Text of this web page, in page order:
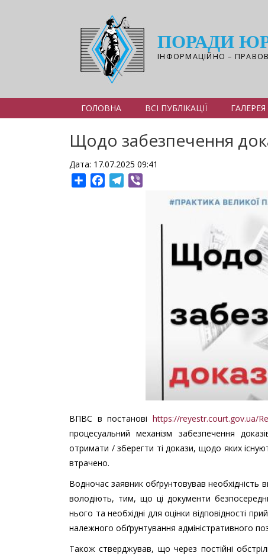
ПОРАДИ
ІНФОРМАЦІЙНО –
ГОЛОВНА ВСІ ПУБЛІКАЦІЇ ГАЛЕРЕЯ
Щодо забезпечення
Дата: 17.07.2025 09:41
ShareFacebookTelegram
ВПВС в постанові https://reyestr.court.gov.ua/
процесуальний механізм забезпечення
отримати / зберегти ті докази, щодо яких
втрачено.
Водночас заявник обґрунтовував необхідність
володіють, тим, що ці документи
нього та необхідні для оцінки відповідності
належного обґрунтування адміністративного
Також стверджував, що через постійні